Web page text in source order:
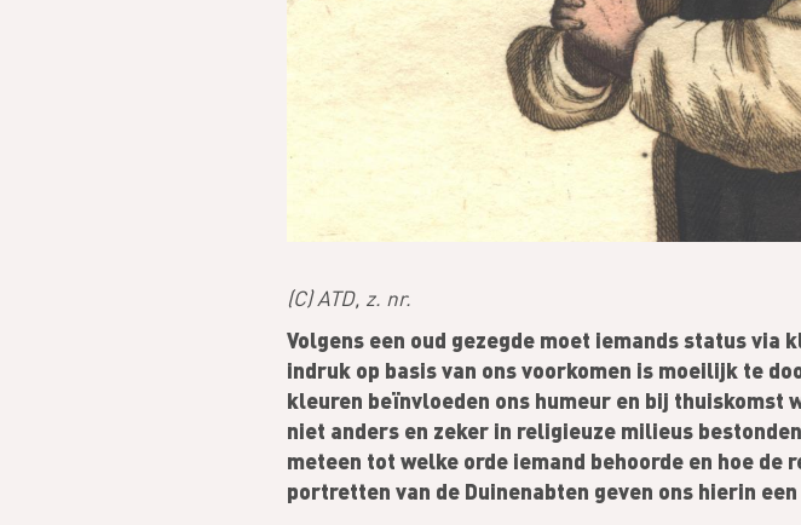
(C) ATD, z. nr.
Volgens een oud gezegde moet iemands status
indruk op basis van ons voorkomen is moeilijk te
kleuren beïnvloeden ons humeur en bij thuiskomst
niet anders en zeker in religieuze milieus
meteen tot welke orde iemand behoorde en hoe
portretten van de Duinenabten geven ons hierin